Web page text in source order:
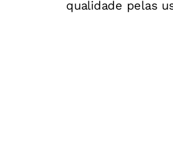
existentes indicam, direta ou